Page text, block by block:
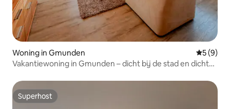
Woning in Gmunden
5 (9)
Vakantiewoning in Gmunden – dicht bij de stad en dicht
Superhost
Superhost